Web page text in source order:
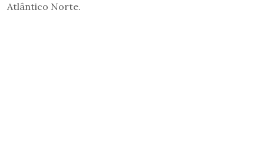
Atlântico Norte.